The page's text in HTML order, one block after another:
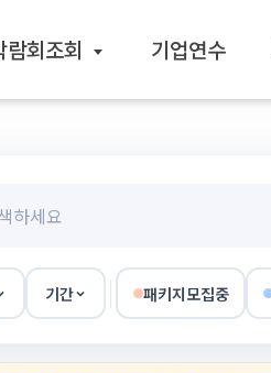
람회조회 기업연수
기간 패키지모집중